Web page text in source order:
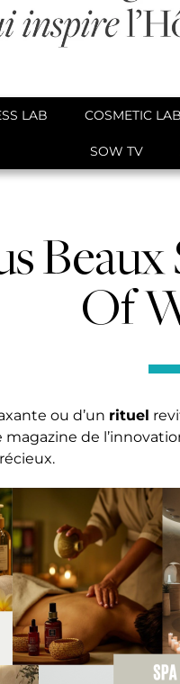
LAB COSMETIC LAB
SOW TV
Beaux
Of
ou d’un rituel
magazine de